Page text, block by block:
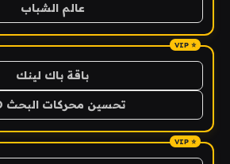
عالم الشباب
باقة باك لينك
تحسين محركات البحث SEO